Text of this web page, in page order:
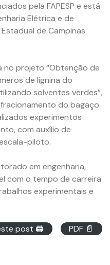
pela FAPESP e está
Elétrica e de
de Campinas
projeto “Obtenção de
de lignina do
solventes verdes”,
do bagaço
experimentos
com auxílio de
piloto.
em engenharia,
com o tempo de carreira
experimentais e
post 🖨 PDF 📄